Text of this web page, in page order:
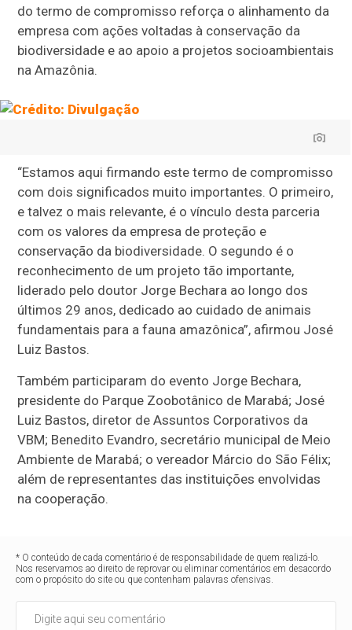
do termo de compromisso reforça o alinhamento da
empresa com ações voltadas à conservação da
biodiversidade e ao apoio a projetos socioambientais
na Amazônia.
“Estamos aqui firmando este termo de compromisso
com dois significados muito importantes. O primeiro,
e talvez o mais relevante, é o vínculo desta parceria
com os valores da empresa de proteção e
conservação da biodiversidade. O segundo é o
reconhecimento de um projeto tão importante,
liderado pelo doutor Jorge Bechara ao longo dos
últimos 29 anos, dedicado ao cuidado de animais
fundamentais para a fauna amazônica”, afirmou José
Luiz Bastos.
Também participaram do evento Jorge Bechara,
presidente do Parque Zoobotânico de Marabá; José
Luiz Bastos, diretor de Assuntos Corporativos da
VBM; Benedito Evandro, secretário municipal de Meio
Ambiente de Marabá; o vereador Márcio do São Félix;
além de representantes das instituições envolvidas
na cooperação.
* O conteúdo de cada comentário é de responsabilidade de quem realizá-lo.
Nos reservamos ao direito de reprovar ou eliminar comentários em desacordo
com o propósito do site ou que contenham palavras ofensivas.